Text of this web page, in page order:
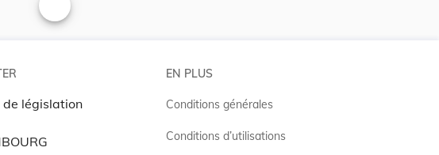
Changer la taille du texte
de législation
EN PLUS
Conditions générales
Conditions d’utilisations